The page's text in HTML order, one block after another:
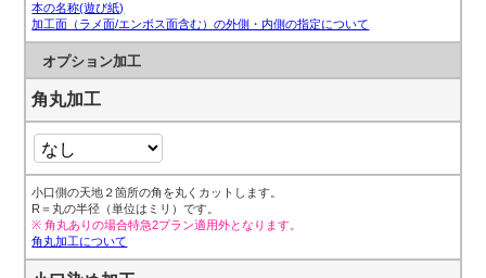
本の名称(遊び紙)
加工面（ラメ面/エンボス面含む）の外側・内側の指定について
オプション加工
角丸加工
小口側の天地２箇所の角を丸くカットします。
R＝丸の半径（単位はミリ）です。
※ 角丸ありの場合特急2プラン適用外となります。
角丸加工について